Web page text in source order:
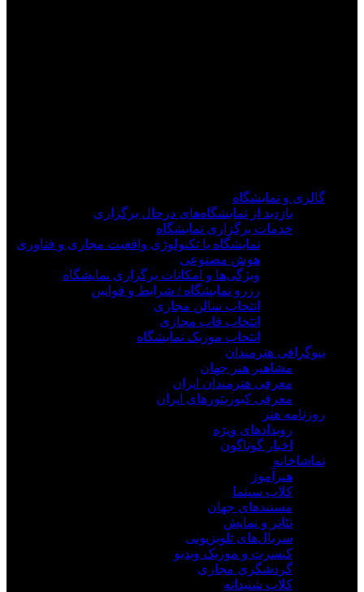
گالری و نمایشگاه
بازدید از نمایشگاه‌های درحال برگزاری
خدمات برگزاری نمایشگاه
نمایشگاه با تکنولوژی واقعیت مجازی و فناوری
هوش مصنوعی
ویژگی‌ها و امکانات برگزاری نمایشگاه
رزرو نمایشگاه / شرایط و قوانین
انتخاب سالن مجازی
انتخاب قاب مجازی
انتخاب موزیک نمایشگاه
بیوگرافی هنرمندان
مشاهیر هنر جهان
معرفی هنرمندان ایران
معرفی کیوریتورهای ایران
روزنامه هنر
رویدادهای ویژه
اخبار گوناگون
تماشاخانه
هنرآموز
کلاب سینما
مستندهای جهان
تئاتر و نمایش
سریال‌های تلویزیونی
کنسرت و موزیک ویدیو
گردشگری مجازی
کلاب شنیدانه